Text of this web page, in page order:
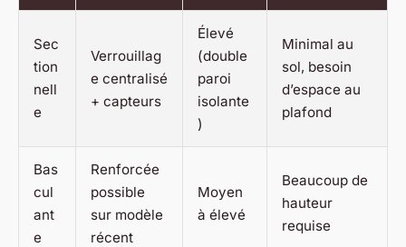
Sec
tion
nell
e
Verrouillag
e centralisé
+ capteurs
Élevé
(double
paroi
isolante
)
Minimal au
sol, besoin
d’espace au
plafond
Bas
cul
ant
e
Renforcée
possible
sur modèle
récent
Moyen
à élevé
Beaucoup de
hauteur
requise